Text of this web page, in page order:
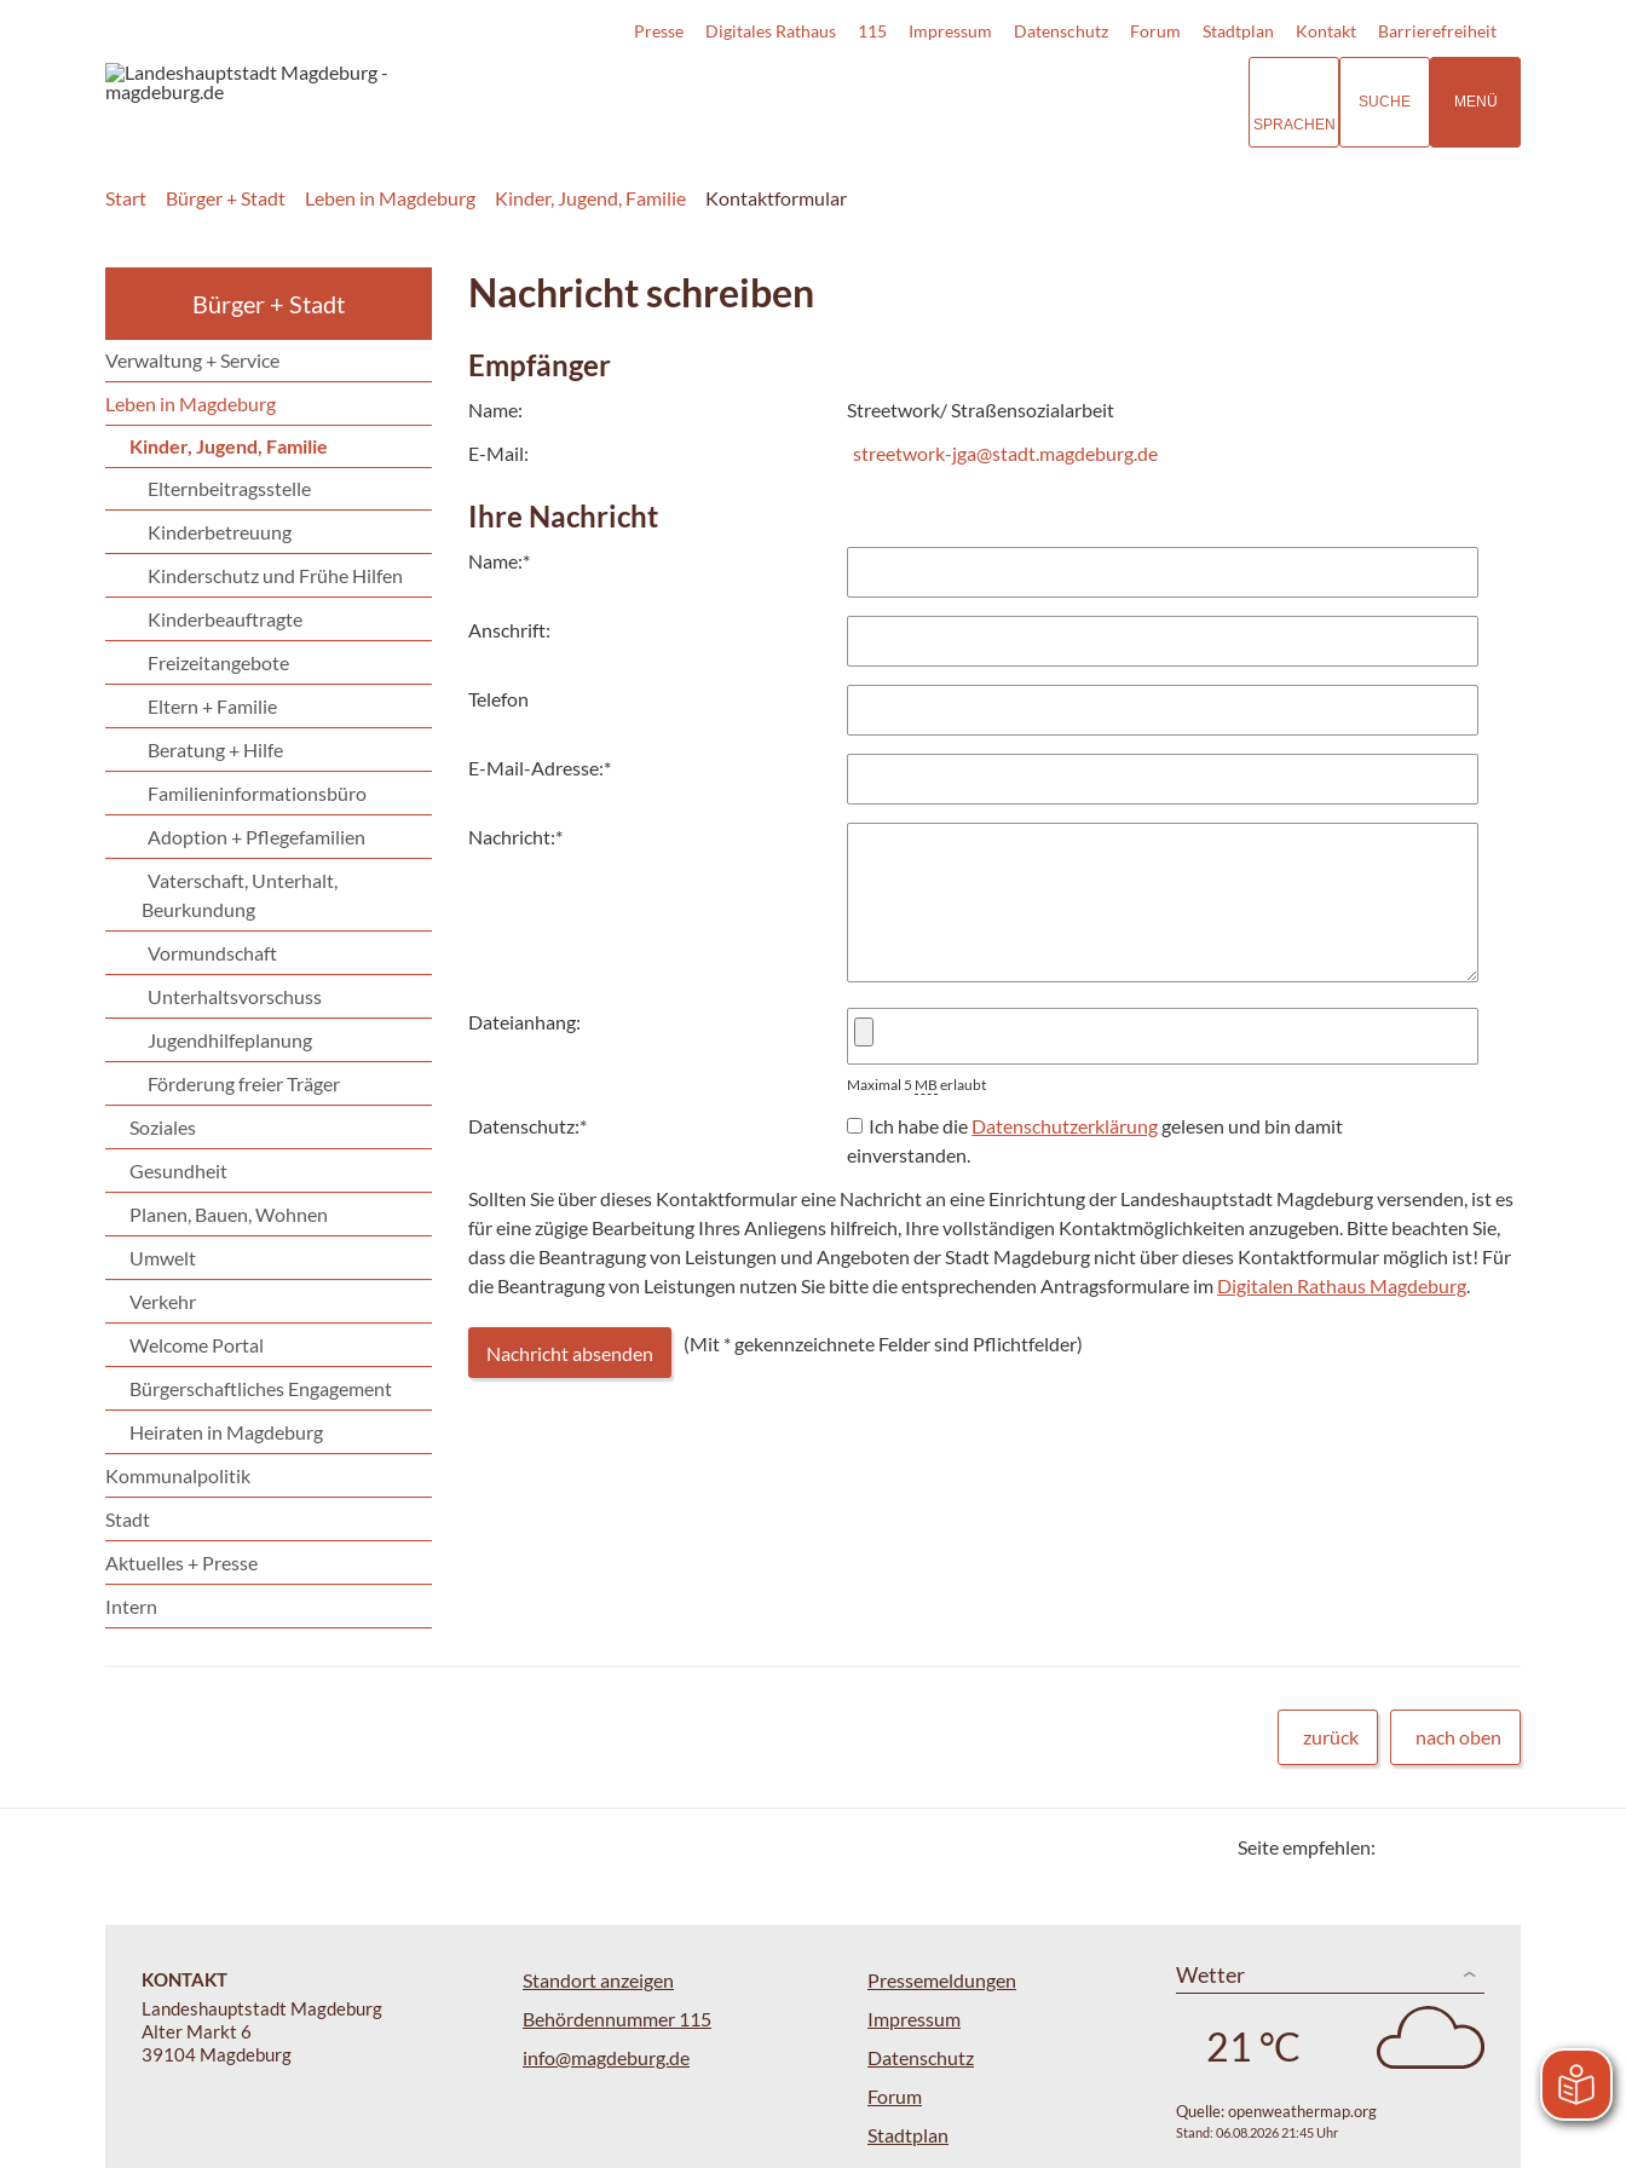
Presse Digitales Rathaus 115 Impressum Datenschutz Forum Stadtplan Kontakt Barrierefreiheit
SPRACHEN
SUCHE MENÜ
Start Bürger + Stadt Leben in Magdeburg Kinder, Jugend, Familie Kontaktformular
Bürger + Stadt
Verwaltung + Service
Leben in Magdeburg
Kinder, Jugend, Familie
Elternbeitragsstelle
Kinderbetreuung
Kinderschutz und Frühe Hilfen
Kinderbeauftragte
Freizeitangebote
Eltern + Familie
Beratung + Hilfe
Familieninformationsbüro
Adoption + Pflegefamilien
Vaterschaft, Unterhalt,
Beurkundung
Vormundschaft
Unterhaltsvorschuss
Jugendhilfeplanung
Förderung freier Träger
Soziales
Gesundheit
Planen, Bauen, Wohnen
Umwelt
Verkehr
Welcome Portal
Bürgerschaftliches Engagement
Heiraten in Magdeburg
Kommunalpolitik
Stadt
Aktuelles + Presse
Intern
Nachricht schreiben
Empfänger
Name:
Streetwork/ Straßensozialarbeit
E-Mail:
streetwork-jga@stadt.magdeburg.de
Ihre Nachricht
Name:*
Anschrift:
Telefon
E-Mail-Adresse:*
Nachricht:*
Dateianhang:
Maximal 5 MB erlaubt
Datenschutz:* Ich habe die Datenschutzerklärunggelesen und bin damit
einverstanden.
Sollten Sie über dieses Kontaktformular eine Nachricht an eine Einrichtung der Landeshauptstadt Magdeburg versenden, ist es
für eine zügige Bearbeitung Ihres Anliegens hilfreich, Ihre vollständigen Kontaktmöglichkeiten anzugeben. Bitte beachten Sie,
dass die Beantragung von Leistungen und Angeboten der Stadt Magdeburg nicht über dieses Kontaktformular möglich ist! Für
die Beantragung von Leistungen nutzen Sie bitte die entsprechenden Antragsformulare im Digitalen Rathaus Magdeburg.
(Mit *gekennzeichnete Felder sind Pflichtfelder)
zurück nach oben
Seite empfehlen:
KONTAKT
Landeshauptstadt Magdeburg
Alter Markt 6
39104 Magdeburg
Standort anzeigen
Behördennummer 115
info@magdeburg.de
Pressemeldungen
Impressum
Datenschutz
Forum
Stadtplan
Wetter
21 °C
Quelle:openweathermap.org
Stand: 06.08.2026 21:45 Uhr